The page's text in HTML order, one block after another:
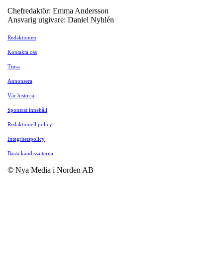
Chefredaktör: Emma Andersson
Ansvarig utgivare: Daniel Nyhlén
Redaktionen
Kontakta oss
Tipsa
Annonsera
Vår historia
Sponsrat innehåll
Redaktionell policy
Integritetspolicy
Bästa kändissajterna
© Nya Media i Norden AB